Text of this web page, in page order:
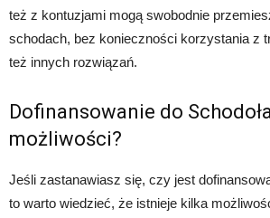
też z kontuzjami mogą swobodnie
schodach, bez konieczności korzystania z
też innych rozwiązań.
Dofinansowanie do
możliwości?
Jeśli zastanawiasz się, czy jest
to warto wiedzieć, że istnieje kilka